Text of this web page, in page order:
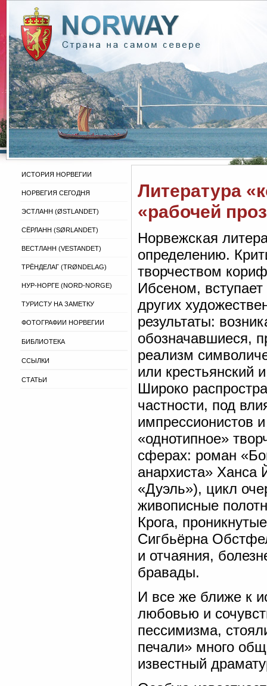
ИСТОРИЯ НОРВЕГИИ
НОРВЕГИЯ СЕГОДНЯ
ЭСТЛАНН (ØSTLANDET)
СЁРЛАНН (SØRLANDET)
ВЕСТЛАНН (VESTANDET)
ТРЁНДЕЛАГ (TRØNDELAG)
НУР-НОРГЕ (NORD-NORGE)
ТУРИСТУ НА ЗАМЕТКУ
ФОТОГРАФИИ НОРВЕГИИ
БИБЛИОТЕКА
ССЫЛКИ
СТАТЬИ
Литература
«рабочей
Норвежская
определению.
творчеством
Ибсеном,
других
результаты:
обозначавшиеся,
реализм
или крестьянский
Широко
частности, под
импрессионистов
«однотипное»
сферах: роман
анархиста» Ханса
«Дуэль»), цикл
живописные
Крога,
Сигбьёрна
и отчаяния,
бравады.
И все же ближе к
любовью и
пессимизма,
печали» много
известный